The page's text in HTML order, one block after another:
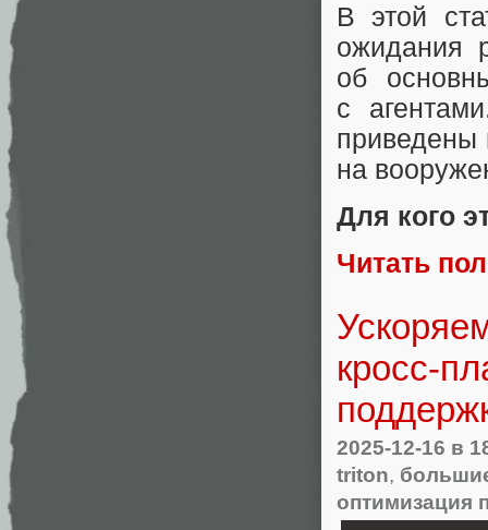
В этой
ожидания
об
с
приведены
на
Для кого
Читать
кросс-
2025-12-16 в
triton,
оптимизация